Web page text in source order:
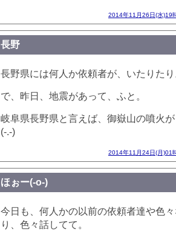
2014年11月26日(水)19
長野
長野県には何人か依頼者が、いたりた
で、昨日、地震があって、ふと。
岐阜県長野県と言えば、御嶽山の噴火
(-.-)
2014年11月24日(月)01
ほぉー(-o-)
今日も、何人かの以前の依頼者達や色
り、色々話してて。